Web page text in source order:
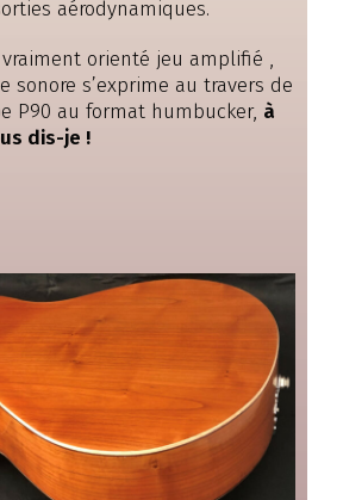
aérodynamiques.
orienté jeu amplifié ,
sonore s’exprime au travers de
P90 au format humbucker, à
dis-je !